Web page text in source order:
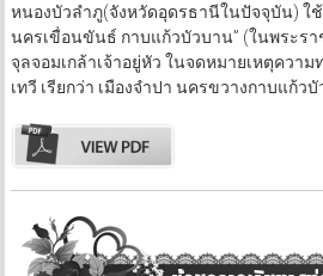
หนองบัวลำภู(จังหวัดอุดรธานีในปัจจุบัน) ใช้
นครเขื่อนขันธ์ กาบแก้วบัวบาน” (ในพระร
จุลจอมเกล้าเจ้าอยู่หัว ในจดหมายเหตุควา
เทวี เรียกว่า เมืองจำปา นครขวางกาบแก้ว